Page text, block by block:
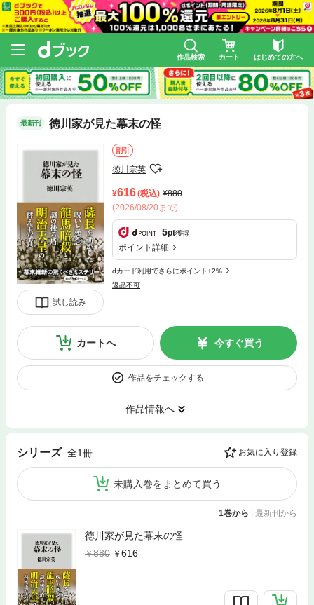
作品検索 カート はじめての方へ
最新刊 徳川家が見た幕末の怪
試し読み
割引
徳川宗英
616(税込)
880
(2026/08/20まで)
5pt獲得
ポイント詳細
dカード利用でさらにポイント+2%
返品不可
カートへ 今すぐ買う
作品をチェックする
作品情報へ
シリーズ 全1冊 お気に入り登録
未購入巻をまとめて買う
1巻から 最新刊から
徳川家が見た幕末の怪
880
616